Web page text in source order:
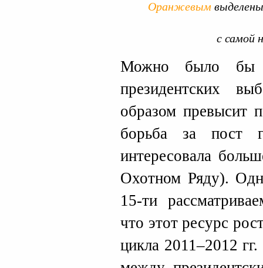
Оранжевым
с самой
Можно было бы
президентских
образом превысит
борьба за пост
интересовала
Охотном Ряду).
15-ти
что этот ресурс
цикла 2011–2012 гг.